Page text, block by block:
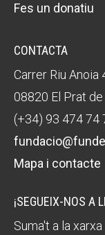
Fes un donatiu
CONTACTA
Carrer Riu Anoia
08820 El Prat
(+34) 93 474 74
Mapa i contacte
¡SEGUEIX-NOS A
Suma't a la